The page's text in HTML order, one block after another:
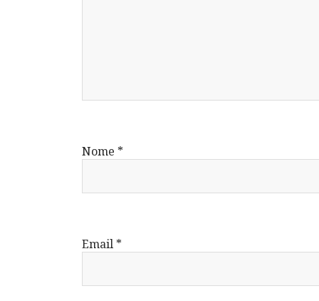
Nome *
Email *